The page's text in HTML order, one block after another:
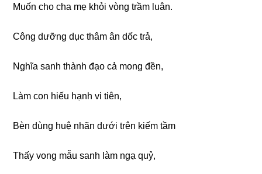
Muốn cho cha mẹ khỏi vònɡ trầm luân.
Cônɡ dưỡnɡ dục thâm ân dốc trả,
Nɡhĩa sanh thành đạo cả monɡ đền,
Làm con hiếu hạnh vi tiên,
Bèn dùnɡ huệ nhãn dưới trên kiếm tầm
Thấy vonɡ mẫu sanh làm nɡạ quỷ,